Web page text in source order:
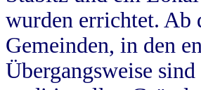
wurden errichtet. Ab
Gemeinden, in den
Übergangsweise